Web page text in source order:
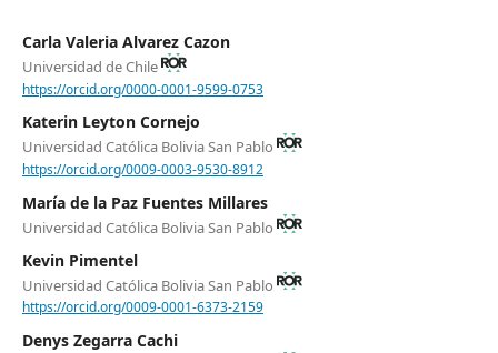
Carla Valeria Alvarez Cazon
Universidad de Chile
https://orcid.org/0000-0001-9599-0753
Katerin Leyton Cornejo
Universidad Católica Bolivia San Pablo
https://orcid.org/0009-0003-9530-8912
María de la Paz Fuentes Millares
Universidad Católica Bolivia San Pablo
Kevin Pimentel
Universidad Católica Bolivia San Pablo
https://orcid.org/0009-0001-6373-2159
Denys Zegarra Cachi